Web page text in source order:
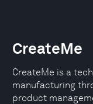
CreateMe
CreateMe is a
manufacturing
product